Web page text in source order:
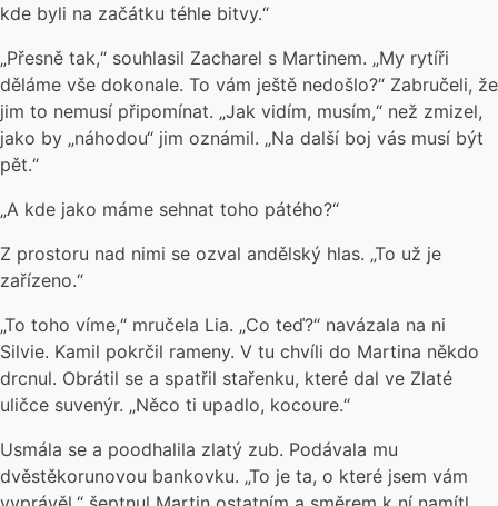
kde byli na začátku téhle bitvy.“
„Přesně tak,“ souhlasil Zacharel s Martinem. „My rytíři
děláme vše dokonale. To vám ještě nedošlo?“ Zabručeli, že
jim to nemusí připomínat. „Jak vidím, musím,“ než zmizel,
jako by „náhodou“ jim oznámil. „Na další boj vás musí být
pět.“
„A kde jako máme sehnat toho pátého?“
Z prostoru nad nimi se ozval andělský hlas. „To už je
zařízeno.“
„To toho víme,“ mručela Lia. „Co teď?“ navázala na ni
Silvie. Kamil pokrčil rameny. V tu chvíli do Martina někdo
drcnul. Obrátil se a spatřil stařenku, které dal ve Zlaté
uličce suvenýr. „Něco ti upadlo, kocoure.“
Usmála se a poodhalila zlatý zub. Podávala mu
dvěstěkorunovou bankovku. „To je ta, o které jsem vám